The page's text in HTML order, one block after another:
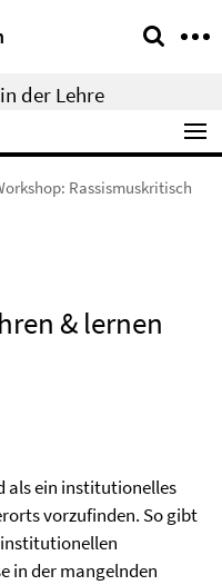
der Lehre
Rassismuskritisch
& lernen
als ein institutionelles
vorzufinden. So gibt
in der mangelnden